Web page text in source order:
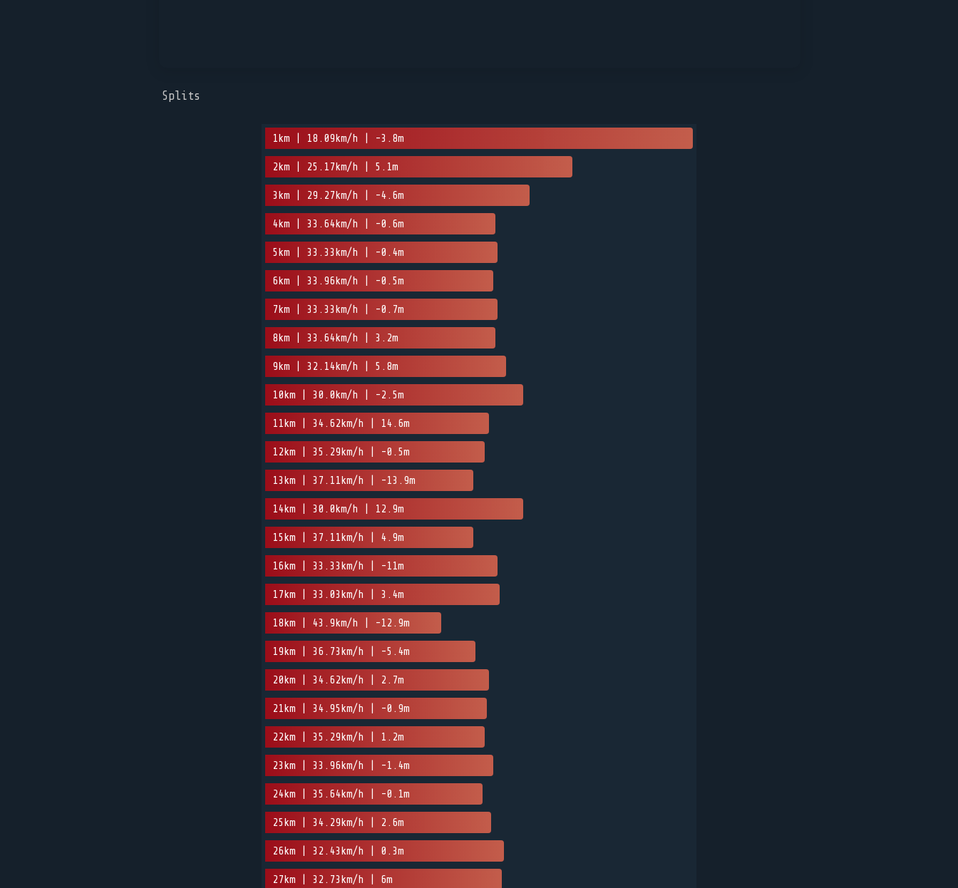
Splits
1km | 18.09km/h | -3.8m
2km | 25.17km/h | 5.1m
3km | 29.27km/h | -4.6m
4km | 33.64km/h | -0.6m
5km | 33.33km/h | -0.4m
6km | 33.96km/h | -0.5m
7km | 33.33km/h | -0.7m
8km | 33.64km/h | 3.2m
9km | 32.14km/h | 5.8m
10km | 30.0km/h | -2.5m
11km | 34.62km/h | 14.6m
12km | 35.29km/h | -0.5m
13km | 37.11km/h | -13.9m
14km | 30.0km/h | 12.9m
15km | 37.11km/h | 4.9m
16km | 33.33km/h | -11m
17km | 33.03km/h | 3.4m
18km | 43.9km/h | -12.9m
19km | 36.73km/h | -5.4m
20km | 34.62km/h | 2.7m
21km | 34.95km/h | -0.9m
22km | 35.29km/h | 1.2m
23km | 33.96km/h | -1.4m
24km | 35.64km/h | -0.1m
25km | 34.29km/h | 2.6m
26km | 32.43km/h | 0.3m
27km | 32.73km/h | 6m